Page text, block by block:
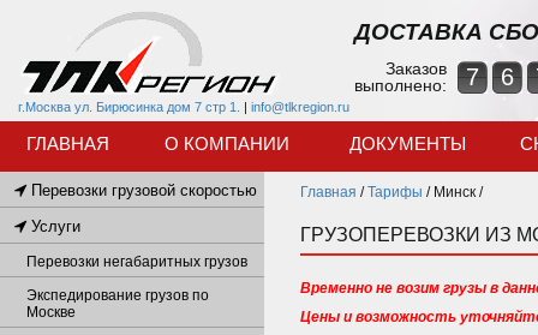
г.Москва ул. Бирюсинка дом 7 стр 1. | info@tlkregion.ru
ДОСТАВКА
Заказов
выполнено:
7 6
ГЛАВНАЯ О КОМПАНИИ ДОКУМЕНТЫ
Главная /Тарифы / Минск /
ГРУЗОПЕРЕВОЗКИ ИЗ
Временно не возим грузы в
Цены и возможность
Перевозки грузовой скоростью
Услуги
Перевозки негабаритных грузов
Экспедирование грузов по
Москве